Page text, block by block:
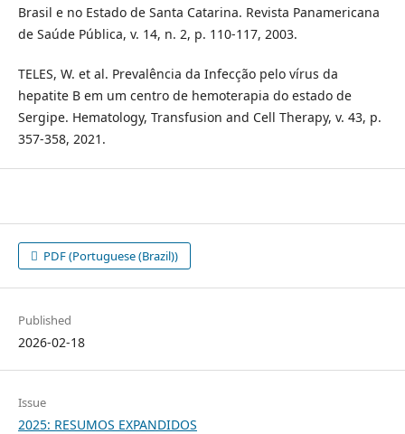
Brasil e no Estado de Santa Catarina. Revista Panamericana
de Saúde Pública, v. 14, n. 2, p. 110-117, 2003.
TELES, W. et al. Prevalência da Infecção pelo vírus da
hepatite B em um centro de hemoterapia do estado de
Sergipe. Hematology, Transfusion and Cell Therapy, v. 43, p.
357-358, 2021.
PDF (Portuguese (Brazil))
Published
2026-02-18
Issue
2025: RESUMOS EXPANDIDOS